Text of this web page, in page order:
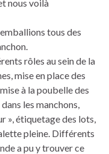
nous voilà
tous des
rôles au sein de la
mise en place des
à la poubelle des
les manchons,
», étiquetage des lots,
pleine. Différents
a pu y trouver ce